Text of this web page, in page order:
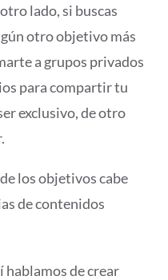
lado, si buscas
otro objetivo más
a grupos privados
para compartir tu
exclusivo, de otro
los objetivos cabe
de contenidos
hablamos de crear